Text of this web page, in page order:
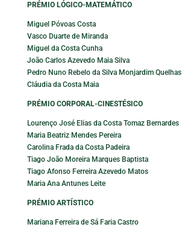
PRÉMIO LÓGICO-MATEMÁTICO
Miguel Póvoas Costa
Vasco Duarte de Miranda
Miguel da Costa Cunha
João Carlos Azevedo Maia Silva
Pedro Nuno Rebelo da Silva Monjardim Quelhas
Cláudia da Costa Maia
PRÉMIO CORPORAL-CINESTÉSICO
Lourenço José Elias da Costa Tomaz Bernardes
Maria Beatriz Mendes Pereira
Carolina Frada da Costa Padeira
Tiago João Moreira Marques Baptista
Tiago Afonso Ferreira Azevedo Matos
Maria Ana Antunes Leite
PRÉMIO ARTÍSTICO
Mariana Ferreira de Sá Faria Castro